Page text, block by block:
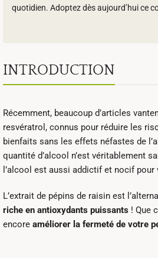
quotidien. Adoptez dès aujourd’hui ce
INTRODUCTION
Récemment, beaucoup d’articles
resvératrol, connus pour réduire les
bienfaits sans les effets néfastes de
quantité d’alcool n’est véritablement
l’alcool est aussi addictif et nocif pour
L’extrait de pépins de raisin est
riche en antioxydants puissants ! Que
encore améliorer la fermeté de votre